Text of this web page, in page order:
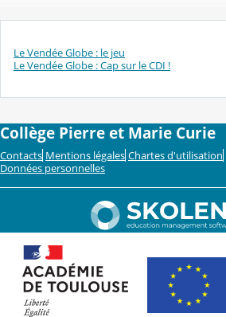
Le Vendée Globe : le jeu
Le Vendée Globe : Cap sur le CDI !
Collège Pierre et Marie Curie
Contacts Mentions légales Chartes d'utilisation
Données personnelles